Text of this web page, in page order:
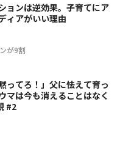
が9割
ョンは逆効果。子育てにア
ィアがいい理由
ってろ！」父に怯えて育っ
は今も消えることはなく
#2